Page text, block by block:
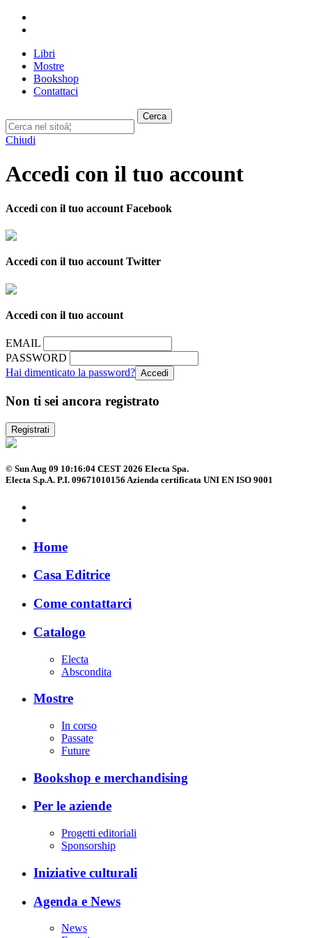
Libri
Mostre
Bookshop
Contattaci
Cerca
Chiudi
Accedi con il tuo account
Accedi con il tuo account Facebook
Accedi con il tuo account Twitter
Accedi con il tuo account
EMAIL
PASSWORD
Hai dimenticato la password?
Non ti sei ancora registrato
Registrati
© Sun Aug 09 10:16:04 CEST 2026 Electa Spa.
Electa S.p.A. P.I. 09671010156 Azienda certificata UNI EN ISO 9001
Home
Casa Editrice
Come contattarci
Catalogo
Electa
Abscondita
Mostre
In corso
Passate
Future
Bookshop e merchandising
Per le aziende
Progetti editoriali
Sponsorship
Iniziative culturali
Agenda e News
News